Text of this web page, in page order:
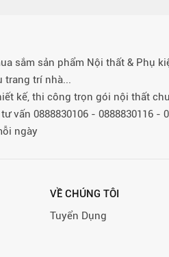
sắm sản phẩm Nội thất & Phụ
trang trí nhà...
kế, thi công trọn gói nội thất
vấn 0888830106 - 0888830116 -
ngày
VỀ CHÚNG TÔI
Tuyển Dụng